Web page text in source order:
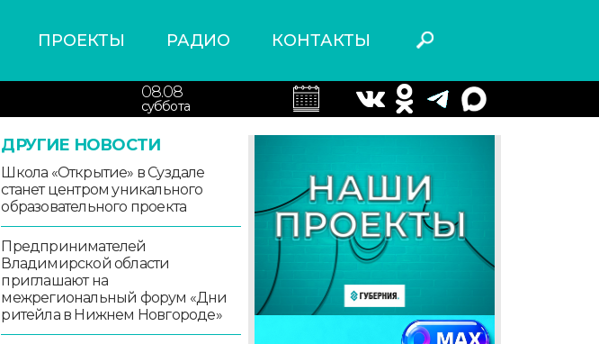
ПРОЕКТЫ РАДИО КОНТАКТЫ
08.08
суббота
ДРУГИЕ НОВОСТИ
Школа «Открытие» в Суздале
станет центром уникального
образовательного проекта
Предпринимателей
Владимирской области
приглашают на
межрегиональный форум «Дни
ритейла в Нижнем Новгороде»